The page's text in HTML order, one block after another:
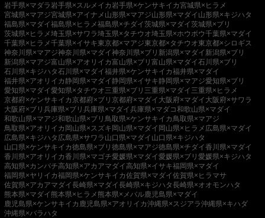
岩手県×マダラ 岩手県×スルメイカ 岩手県×ケンサキイカ宮城県×ヒラメ
宮城県×マアジ宮城県×アイナメ 山形県×マアジ山形県×マダイ 山形県×キジハタ
福島県×マダイ福島県×ヒラメ福島県×チダイ茨城県×マダイ茨城県×ブリ
茨城県×ヒラメ埼玉県×サワラ埼玉県×タチウオ埼玉県×ホウボウ千葉県×マダイ
千葉県×ヒラメ千葉県×イサキ東京都×マアジ東京都×タチウオ東京都×シロギス
神奈川県×マアジ神奈川県×マダイ神奈川県×ブリ 新潟県×マダイ 新潟県×ブリ
新潟県×マアジ富山県×アオリイカ富山県×ブリ 富山県×マダイ石川県×ブリ
石川県×キジハタ石川県×マダイ福井県×ケンサキイカ福井県×マダイ
福井県×アオリイカ静岡県×マダイ静岡県×イサキ静岡県×マアジ愛知県×ブリ
愛知県×マダイ愛知県×タチウオ三重県×ブリ 三重県×マダイ 三重県×ヒラメ
京都府×ケンサキイカ京都府×ブリ 京都府×マダイ 大阪府×マダイ 大阪府×サワラ
大阪府×ブリ 兵庫県×ブリ 兵庫県×マダイ兵庫県×マダコ和歌山県×マダイ
和歌山県×マアジ和歌山県×ブリ 鳥取県×ケンサキイカ 鳥取県×マアジ
鳥取県×アオリイカ 岡山県×スズキ岡山県×マダイ 岡山県×ヒラメ 広島県×マダイ
広島県×キジハタ 広島県×サワラ 山口県×マダイ 山口県×キジハタ
山口県×ケンサキイカ徳島県×ブリ 徳島県×マアジ徳島県×チダイ香川県×マダイ
香川県×アオリイカ香川県×マゴチ愛媛県×マダイ愛媛県×ブリ 愛媛県×キジハタ
高知県×カンパチ高知県×アカアマダイ高知県×イサキ福岡県×マダイ
福岡県×ヤリイカ福岡県×ケンサキイカ佐賀県×マダイ佐賀県×ヒラマサ
佐賀県×アカアマダイ長崎県×マダイ長崎県×キジハタ長崎県×オオモンハタ
熊本県×マダイ 熊本県×ヒラメ 熊本県×メバル鹿児島県×マダイ
鹿児島県×ケンサキイカ 鹿児島県×アオリイカ沖縄県×スジアラ沖縄県×キハダ
沖縄県×バラハタ